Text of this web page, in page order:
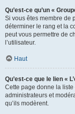
Qu’est-ce qu’un «
Si vous êtes membre de
déterminer le rang et la
peut vous permettre de
l’utilisateur.
Haut
Qu’est-ce que le lien «
Cette page donne la
administrateurs et
qu’ils modèrent.